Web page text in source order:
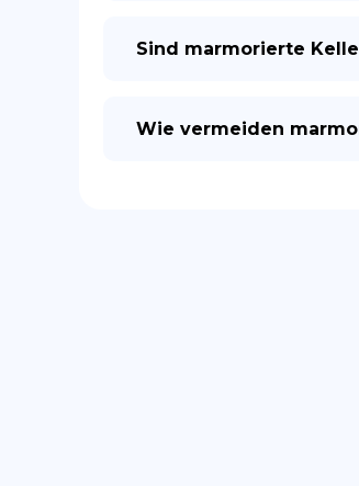
Sind marmorierte
Wie vermeiden